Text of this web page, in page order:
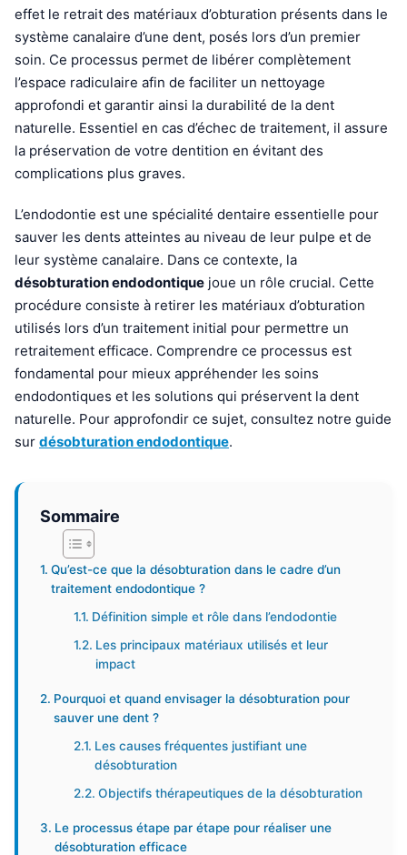
effet le retrait des matériaux d’obturation présents dans le
système canalaire d’une dent, posés lors d’un premier
soin. Ce processus permet de libérer complètement
l’espace radiculaire afin de faciliter un nettoyage
approfondi et garantir ainsi la durabilité de la dent
naturelle. Essentiel en cas d’échec de traitement, il assure
la préservation de votre dentition en évitant des
complications plus graves.
L’endodontie est une spécialité dentaire essentielle pour
sauver les dents atteintes au niveau de leur pulpe et de
leur système canalaire. Dans ce contexte, la
désobturation endodontique joue un rôle crucial. Cette
procédure consiste à retirer les matériaux d’obturation
utilisés lors d’un traitement initial pour permettre un
retraitement efficace. Comprendre ce processus est
fondamental pour mieux appréhender les soins
endodontiques et les solutions qui préservent la dent
naturelle. Pour approfondir ce sujet, consultez notre guide
sur désobturation endodontique.
Sommaire
Qu’est-ce que la désobturation dans le cadre d’un
traitement endodontique ?
Définition simple et rôle dans l’endodontie
Les principaux matériaux utilisés et leur
impact
Pourquoi et quand envisager la désobturation pour
sauver une dent ?
Les causes fréquentes justifiant une
désobturation
Objectifs thérapeutiques de la désobturation
Le processus étape par étape pour réaliser une
désobturation efficace